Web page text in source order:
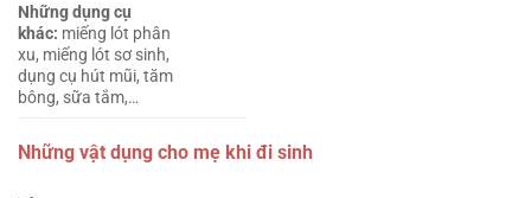
Những dụng cụ
khác: miếng lót phân
xu, miếng lót sơ sinh,
dụng cụ hút mũi, tăm
bông, sữa tắm,…
Những vật dụng cho mẹ khi đi sinh